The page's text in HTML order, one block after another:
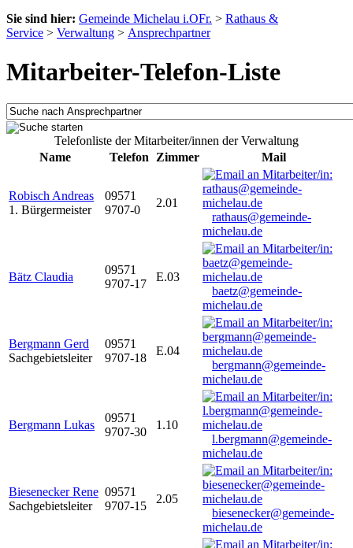
Sie sind hier: Gemeinde Michelau i.OFr. > Rathaus &
Service > Verwaltung > Ansprechpartner
Mitarbeiter-Telefon-Liste
Telefonliste der Mitarbeiter/innen der Verwaltung
Name
Telefon Zimmer Mail
Robisch Andreas
1. Bürgermeister
09571
9707-0
2.01
rathaus@gemeinde-
michelau.de
Bätz Claudia
09571
9707-17
E.03
baetz@gemeinde-
michelau.de
Bergmann Gerd
Sachgebietsleiter
09571
9707-18
E.04
bergmann@gemeinde-
michelau.de
Bergmann Lukas
09571
9707-30
1.10
l.bergmann@gemeinde-
michelau.de
Biesenecker Rene
Sachgebietsleiter
09571
9707-15
2.05
biesenecker@gemeinde-
michelau.de